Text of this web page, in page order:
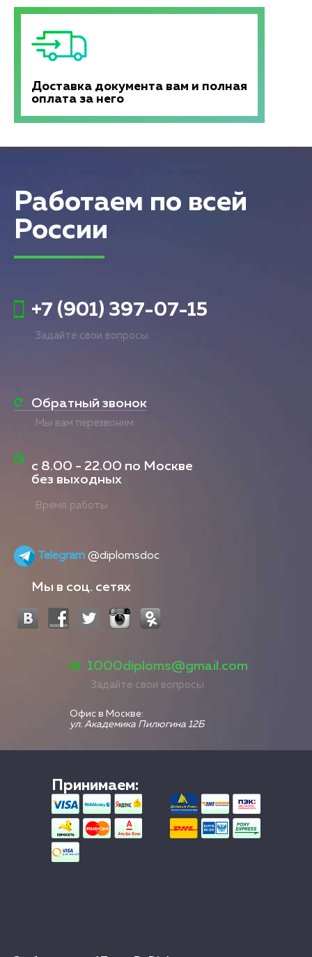
Доставка документа вам и полная
оплата за него
Работаем по всей
России
+7 (901) 397-07-15
Задайте свои вопросы
Обратный звонок
Мы вам перезвоним
с 8.00 - 22.00 по Москве
без выходных
Время работы
Telegram @diplomsdoc
Мы в соц. сетях
1000diploms@gmail.com
Задайте свои вопросы
Офис в Москве:
ул. Академика Пилюгина 12Б
Принимаем: